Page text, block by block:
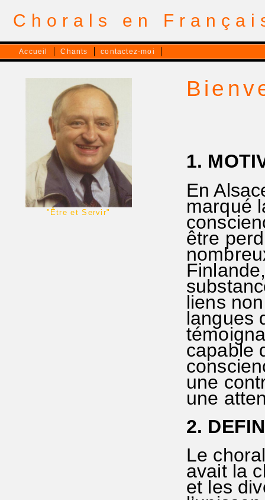
Chorals en
Accueil Chants contactez-moi
"Être et Servir"
1.
En
marqué
être
liens
langues
capable
une
une
2.
Le
avait la
et les